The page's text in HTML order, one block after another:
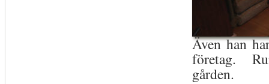
Även han
företag.
gården.